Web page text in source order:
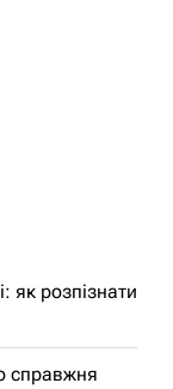
як розпізнати
справжня